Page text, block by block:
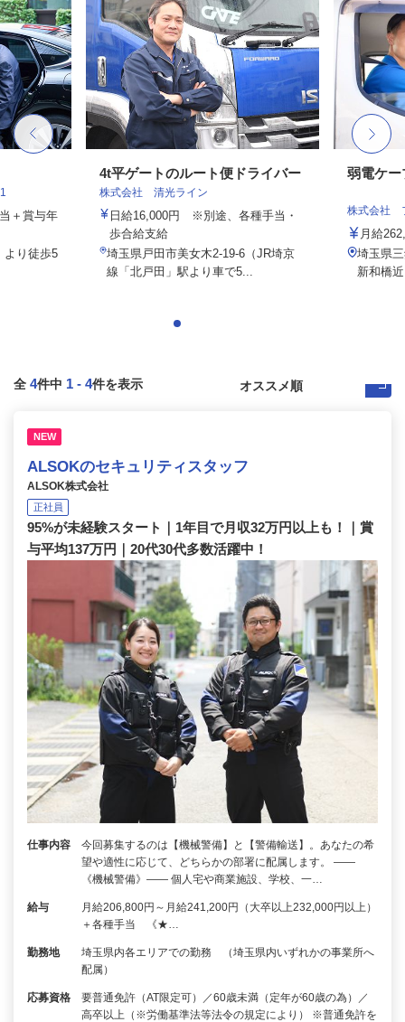
＋賞与年
より徒歩5
4t平ゲートのルート便ドライバー
株式会社 清光ライン
日給16,000円 ※別途、各種手当・
歩合給支給
埼玉県戸田市美女木2-19-6（JR埼京
線「北戸田」駅より車で5...
弱電ケー
株式会社
月給
埼玉県
新和橋
全 4件中 1 - 4件を表示
NEW
ALSOKのセキュリティスタッフ
ALSOK株式会社
正社員
95%が未経験スタート｜1年目で月収32万円以上も！｜賞
与平均137万円｜20代30代多数活躍中！
仕事内容
今回募集するのは【機械警備】と【警備輸送】。あなたの希
望や適性に応じて、どちらかの部署に配属します。 ――
《機械警備》―― 個人宅や商業施設、学校、一…
給与
月給206,800円～月給241,200円（大卒以上232,000円以上）
＋各種手当 《★…
勤務地
埼玉県内各エリアでの勤務 （埼玉県内いずれかの事業所へ
配属）
応募資格
要普通免許（AT限定可）／60歳未満（定年が60歳の為）／
高卒以上（※労働基準法等法令の規定により） ※普通免許を